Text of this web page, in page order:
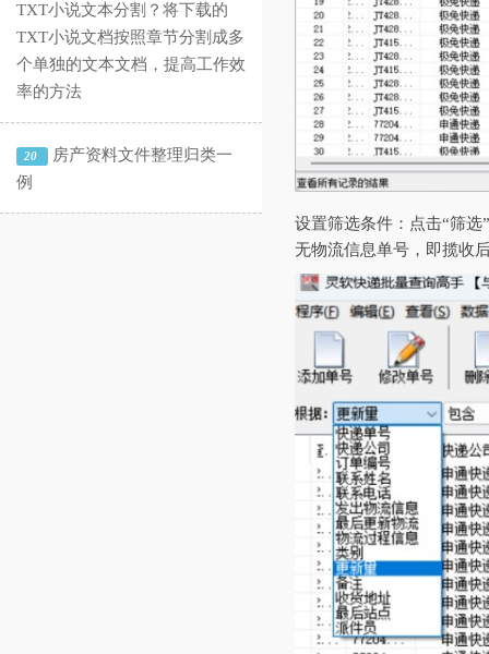
TXT小说文本分割？将下载的
TXT小说文档按照章节分割成多
个单独的文本文档，提高工作效
率的方法
20
房产资料文件整理归类一
例
设置筛选条件‌：点击“筛选
无物流信息单号，即揽收